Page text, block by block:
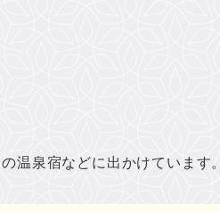
温泉宿などに出かけています。